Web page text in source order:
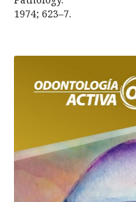
1974; 623–7.